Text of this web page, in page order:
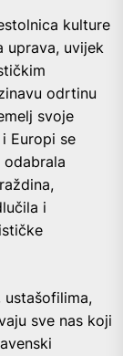
kulture
uprava, uvijek
odrtinu
svoje
Europi se
odabrala
i
ustašofilima,
sve nas koji